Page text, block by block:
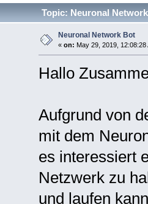
Topic: Neuronal
Neuronal Network Bot
« on: May 29, 2019, 12:08:28
Hallo
Aufgrund von
mit dem
es interessiert
Netzwerk zu
und laufen